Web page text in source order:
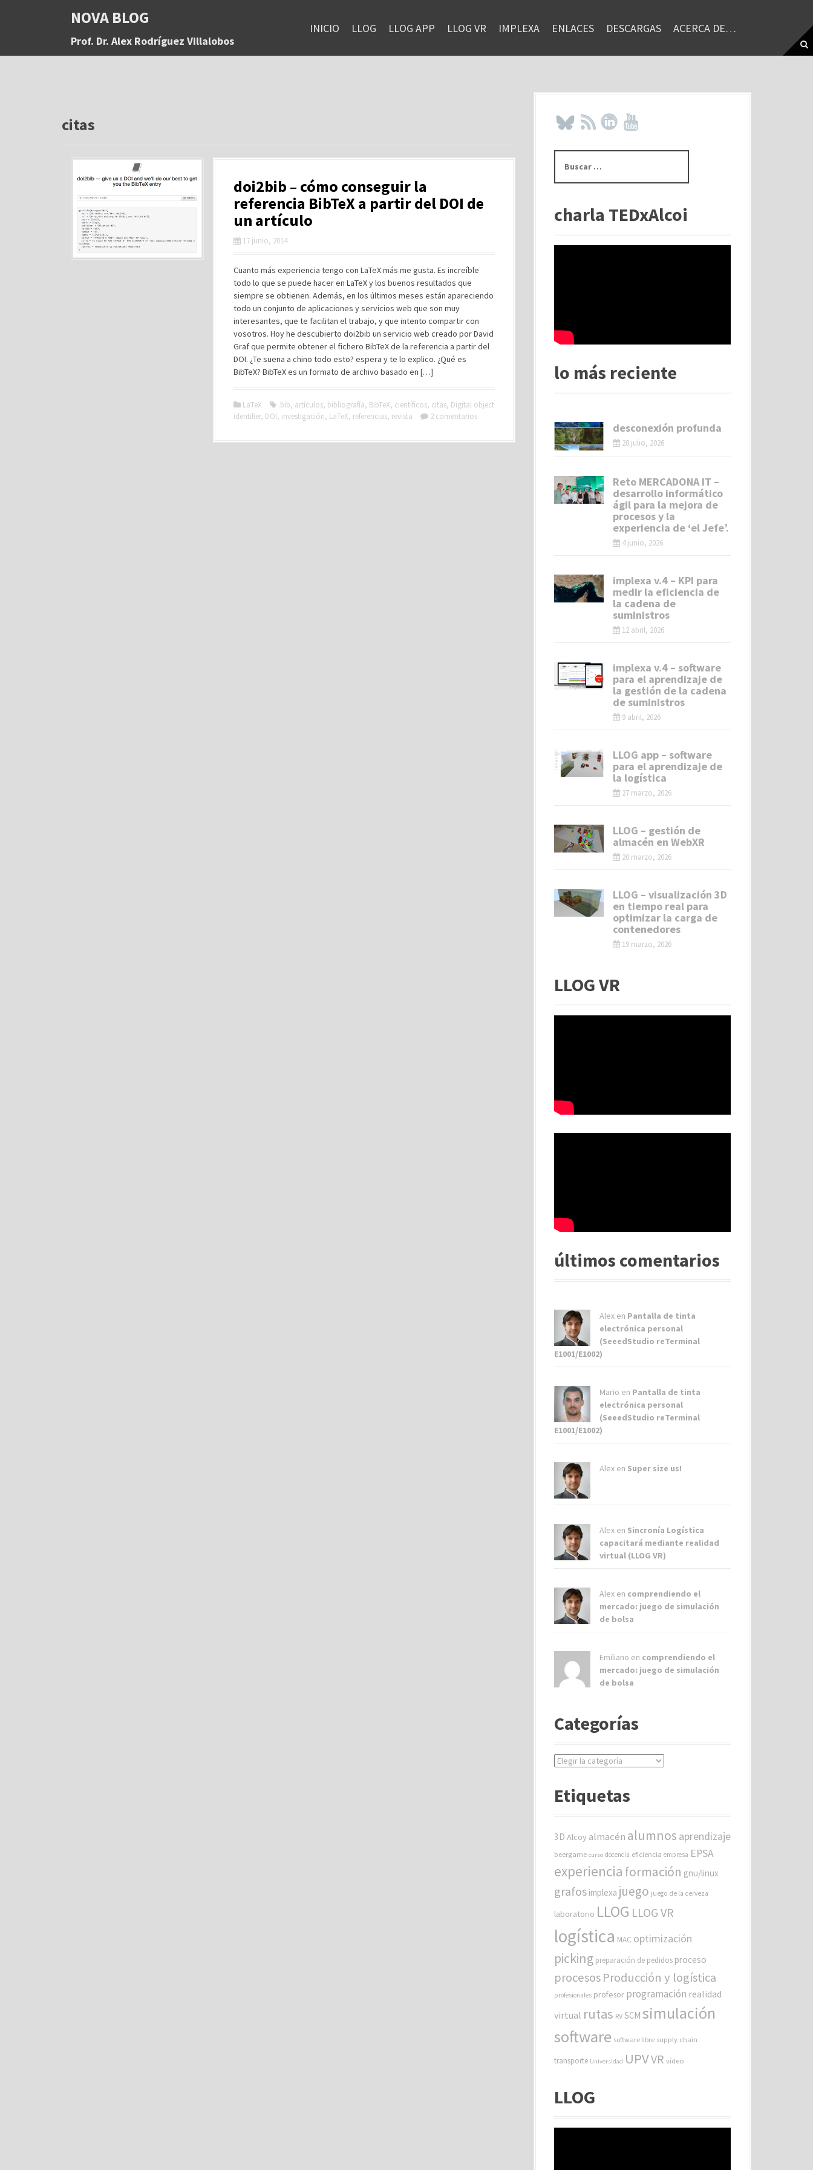
a
NOVA BLOG
Prof. Dr. Alex Rodríguez Villalobos
INICIO LLOG LLOG APP LLOG VR IMPLEXA ENLACES DESCARGAS ACERCA DE…
citas
doi2bib – cómo conseguir la
referencia BibTeX a partir del DOI de
un artículo
17 junio, 2014
Cuanto más experiencia tengo con LaTeX más me gusta. Es increíble
todo lo que se puede hacer en LaTeX y los buenos resultados que
siempre se obtienen. Además, en los últimos meses están apareciendo
todo un conjunto de aplicaciones y servicios web que son muy
interesantes, que te facilitan el trabajo, y que intento compartir con
vosotros. Hoy he descubierto doi2bib un servicio web creado por David
Graf que permite obtener el fichero BibTeX de la referencia a partir del
DOI. ¿Te suena a chino todo esto? espera y te lo explico. ¿Qué es
BibTeX? BibTeX es un formato de archivo basado en […]
LaTeX .bib, artículos, bibliografía, BibTeX, científicos, citas, Digital object
identifier, DOI, investigación, LaTeX, referencias, revista 2 comentarios
s
rcharla TEDxAlcoi
lo más reciente
desconexión profunda
28 julio, 2026
Reto MERCADONA IT –
desarrollo informático
ágil para la mejora de
procesos y la
experiencia de ‘el Jefe’.
4 junio, 2026
implexa v.4 – KPI para
medir la eficiencia de
la cadena de
suministros
12 abril, 2026
implexa v.4 – software
para el aprendizaje de
la gestión de la cadena
de suministros
9 abril, 2026
LLOG app – software
para el aprendizaje de
la logística
27 marzo, 2026
LLOG – gestión de
almacén en WebXR
20 marzo, 2026
LLOG – visualización 3D
en tiempo real para
optimizar la carga de
contenedores
19 marzo, 2026
LLOG VR
últimos comentarios
Alex en Pantalla de tinta
electrónica personal
(SeeedStudio reTerminal
E1001/E1002)
Mario en Pantalla de tinta
electrónica personal
(SeeedStudio reTerminal
E1001/E1002)
Alex en Super size us!
Alex en Sincronía Logística
capacitará mediante realidad
virtual (LLOG VR)
Alex en comprendiendo el
mercado: juego de simulación
de bolsa
Emiliano en comprendiendo el
mercado: juego de simulación
de bolsa
Categorías
C
e
r
s
Etiquetas
3D Alcoy almacén alumnos aprendizaje
beergame curso docencia eficiencia empresa EPSA
experiencia formación gnu/linux
grafos implexa juego juego de la cerveza
laboratorio LLOG LLOG VR
logística MAC optimización
picking preparación de pedidos proceso
procesosProducción y logística
profesionales profesor programación realidad
virtual rutas RV SCM simulación
software software libre supply chain
transporte Universidad UPVVR vídeo
LLOG